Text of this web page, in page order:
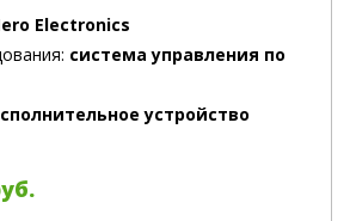
Electronics
система управления по
устройство